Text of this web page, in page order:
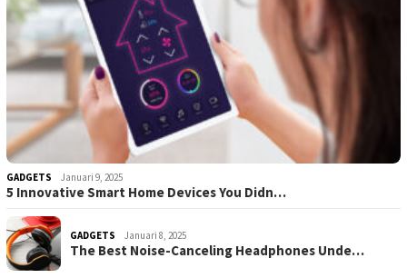
GADGETS Januari 9, 2025
5 Innovative Smart Home Devices You Didn…
GADGETS Januari 8, 2025
The Best Noise-Canceling Headphones Unde…